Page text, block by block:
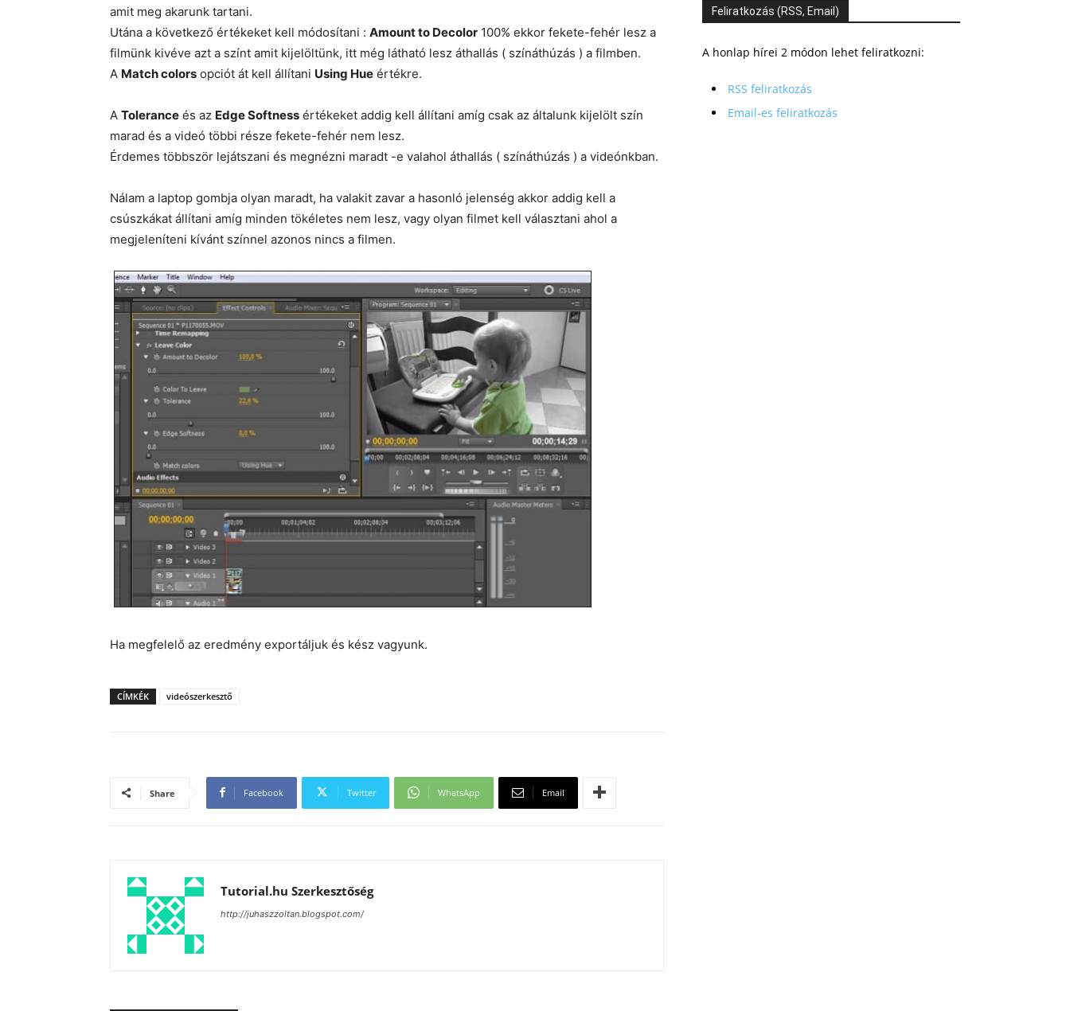
amit meg akarunk tartani.
Utána a következő értékeket kell módosítani : Amount to Decolor 100% ekkor fekete-fehér lesz a
filmünk kivéve azt a színt amit kijelöltünk, itt még látható lesz áthallás ( színáthúzás ) a filmben.
A Match colors opciót át kell állítani Using Hue értékre.
A Tolerance és az Edge Softness értékeket addig kell állítani amíg csak az általunk kijelölt szín
marad és a videó többi része fekete-fehér nem lesz.
Érdemes többször lejátszani és megnézni maradt -e valahol áthallás ( színáthúzás ) a videónkban.
Nálam a laptop gombja olyan maradt, ha valakit zavar a hasonló jelenség akkor addig kell a
csúszkákat állítani amíg minden tökéletes nem lesz, vagy olyan filmet kell választani ahol a
megjeleníteni kívánt színnel azonos nincs a filmen.
Ha megfelelő az eredmény exportáljuk és kész vagyunk.
CÍMKÉK videószerkesztő
Share Facebook Twitter WhatsApp Email
Tutorial.hu Szerkesztőség
http://juhaszzoltan.blogspot.com/
Feliratkozás (RSS, Email)
A honlap hírei 2 módon lehet feliratkozni:
RSS feliratkozás
Email-es feliratkozás